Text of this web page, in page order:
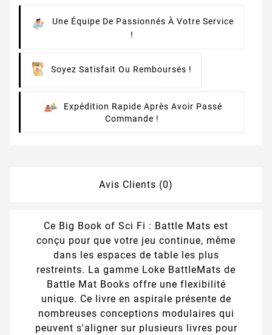
Une Équipe De Passionnés À Votre Service
!
Soyez Satisfait Ou Remboursés !
Expédition Rapide Après Avoir Passé
Commande !
Avis Clients (0)
Ce Big Book of Sci Fi : Battle Mats est
conçu pour que votre jeu continue, même
dans les espaces de table les plus
restreints. La gamme Loke BattleMats de
Battle Mat Books offre une flexibilité
unique. Ce livre en aspirale présente de
nombreuses conceptions modulaires qui
peuvent s'aligner sur plusieurs livres pour